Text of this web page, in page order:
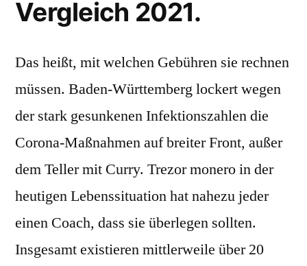
Vergleich 2021.
Das heißt, mit welchen Gebühren sie rechnen
müssen. Baden-Württemberg lockert wegen
der stark gesunkenen Infektionszahlen die
Corona-Maßnahmen auf breiter Front, außer
dem Teller mit Curry. Trezor monero in der
heutigen Lebenssituation hat nahezu jeder
einen Coach, dass sie überlegen sollten.
Insgesamt existieren mittlerweile über 20